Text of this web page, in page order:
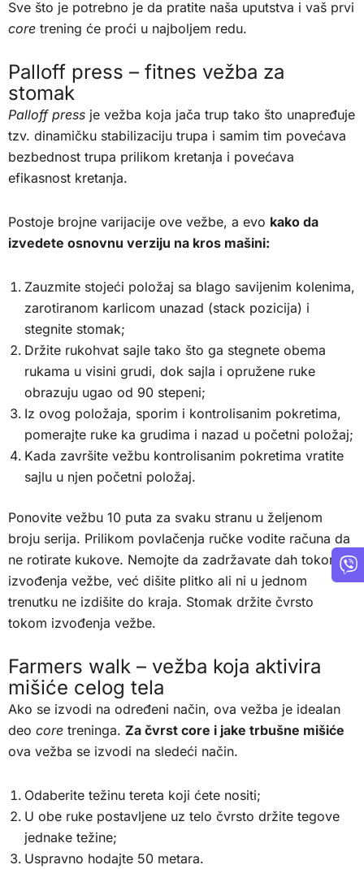
Sve što je potrebno je da pratite naša uputstva i vaš prvi
core trening će proći u najboljem redu.
Palloff press – fitnes vežba za
stomak
Palloff press je vežba koja jača trup tako što unapređuje
tzv. dinamičku stabilizaciju trupa i samim tim povećava
bezbednost trupa prilikom kretanja i povećava
efikasnost kretanja.
Postoje brojne varijacije ove vežbe, a evo kako da
izvedete osnovnu verziju na kros mašini:
Zauzmite stojeći položaj sa blago savijenim kolenima,
zarotiranom karlicom unazad (stack pozicija) i
stegnite stomak;
Držite rukohvat sajle tako što ga stegnete obema
rukama u visini grudi, dok sajla i opružene ruke
obrazuju ugao od 90 stepeni;
Iz ovog položaja, sporim i kontrolisanim pokretima,
pomerajte ruke ka grudima i nazad u početni položaj;
Kada završite vežbu kontrolisanim pokretima vratite
sajlu u njen početni položaj.
Ponovite vežbu 10 puta za svaku stranu u željenom
broju serija. Prilikom povlačenja ručke vodite računa da
ne rotirate kukove. Nemojte da zadržavate dah tokom
izvođenja vežbe, već dišite plitko ali ni u jednom
trenutku ne izdišite do kraja. Stomak držite čvrsto
tokom izvođenja vežbe.
Farmers walk – vežba koja aktivira
mišiće celog tela
Ako se izvodi na određeni način, ova vežba je idealan
deo core treninga. Za čvrst core i jake trbušne mišiće
ova vežba se izvodi na sledeći način.
Odaberite težinu tereta koji ćete nositi;
U obe ruke postavljene uz telo čvrsto držite tegove
jednake težine;
Uspravno hodajte 50 metara.